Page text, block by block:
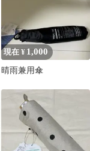
現在 ¥ 1,000
晴雨兼用傘